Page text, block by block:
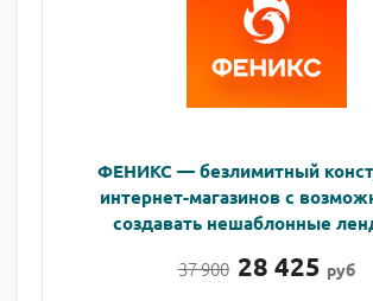
ФЕНИКС — безлимитный
интернет-магазинов с
создавать нешаблонные
37 900 28 425 руб